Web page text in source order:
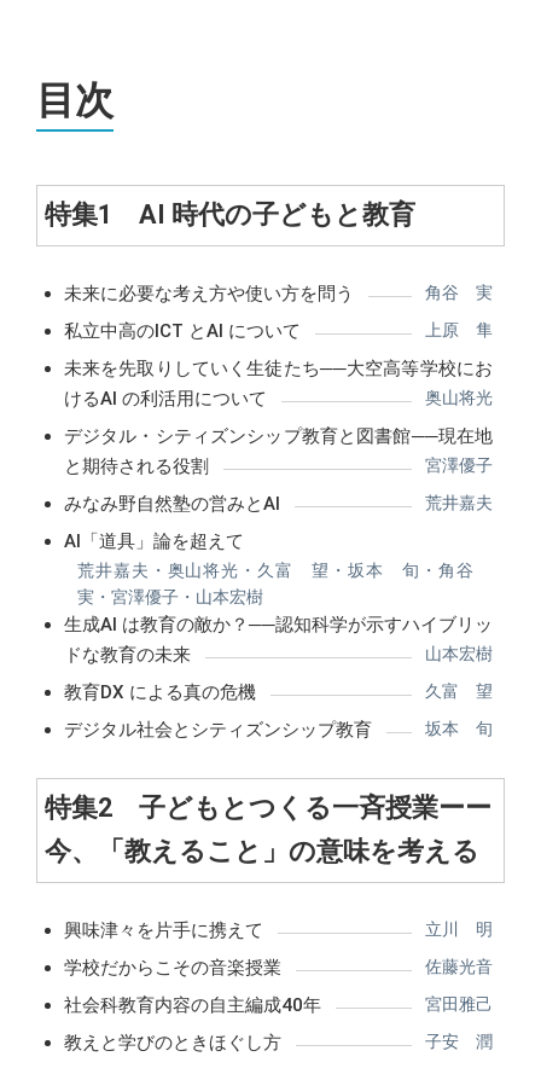
目次
特集1 AI 時代の子どもと教育
未来に必要な考え方や使い方を問う 角谷 実
私立中高のICT とAI について 上原 隼
未来を先取りしていく生徒たち──大空高等学校にお
けるAI の利活用について
奥山将光
デジタル・シティズンシップ教育と図書館──現在地
と期待される役割
宮澤優子
みなみ野自然塾の営みとAI 荒井嘉夫
AI「道具」論を超えて
荒井嘉夫・奥山将光・久富 望・坂本 旬・角谷
実・宮澤優子・山本宏樹
生成AI は教育の敵か？──認知科学が示すハイブリッ
ドな教育の未来
山本宏樹
教育DX による真の危機 久富 望
デジタル社会とシティズンシップ教育 坂本 旬
特集2 子どもとつくる一斉授業ーー
今、「教えること」の意味を考える
興味津々を片手に携えて 立川 明
学校だからこその音楽授業 佐藤光音
社会科教育内容の自主編成40年 宮田雅己
教えと学びのときほぐし方 子安 潤